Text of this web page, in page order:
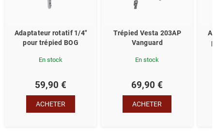
Adaptateur rotatif 1/4"
pour trépied BOG
En stock
59,90 €
ACHETER
Trépied Vesta 203AP
Vanguard
En stock
69,90 €
ACHETER